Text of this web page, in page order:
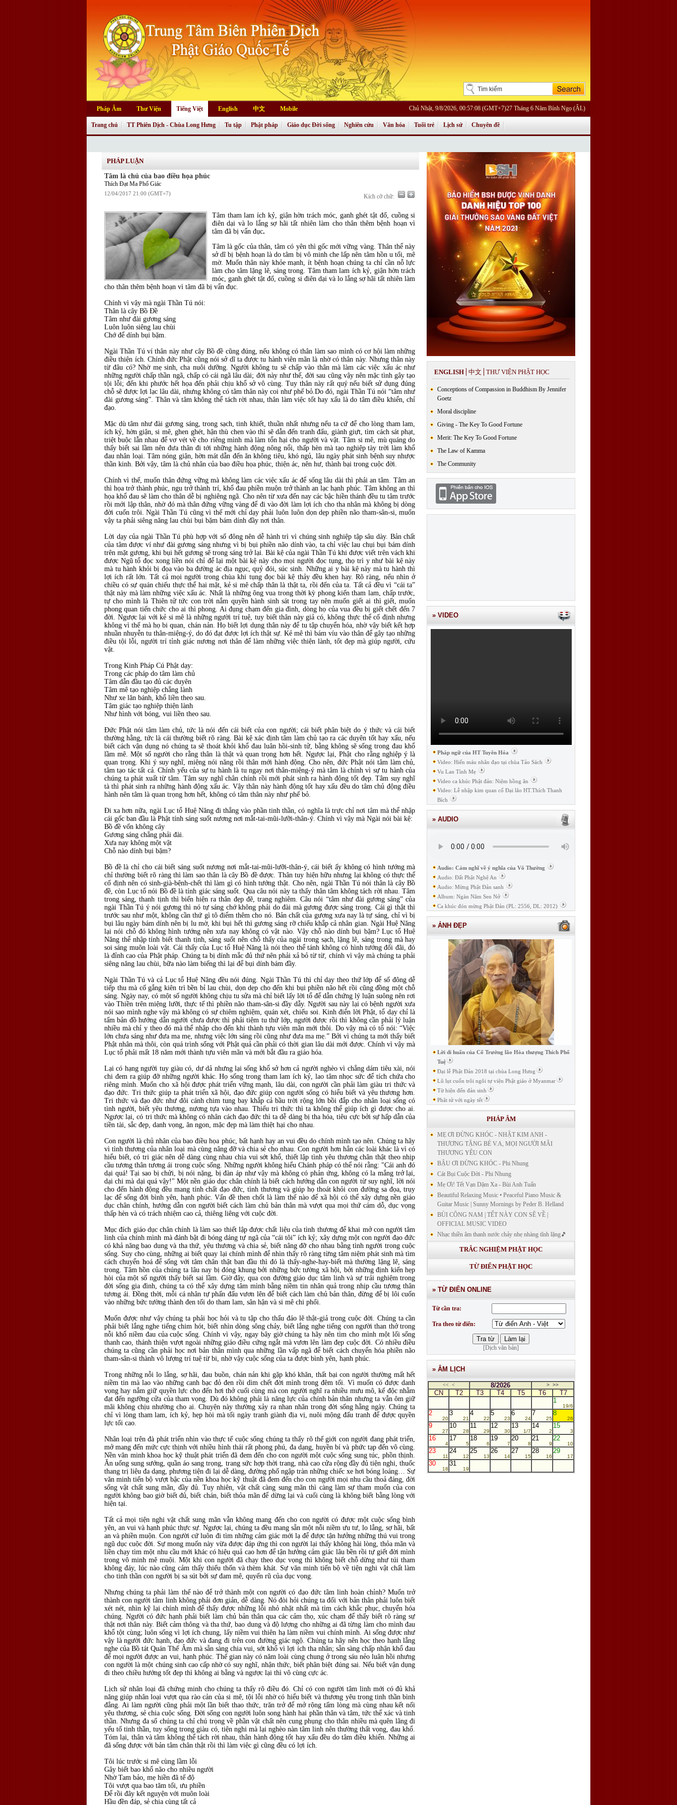
Pháp Âm Thư Viện Tiếng Việt English 中文 Mobile Chủ Nhật, 9/8/2026, 00:57:08 (GMT+7)27 Tháng 6 Năm Bính Ngọ (ÂL)
Trang chủ TT Phiên Dịch - Chùa Long Hưng Tu tập Phật pháp Giáo dục Đời sống Nghiên cứu Văn hóa Tuổi trẻ Lịch sử Chuyên đề
PHÁP LUẬN
Tâm là chủ của bao điều họa phúc
Thích Đạt Ma Phổ Giác
12/04/2017 21:00 (GMT+7) Kích cỡ chữ:
Tâm tham lam ích kỷ, giận hờn trách móc, ganh ghét tật đố, cuồng si
điên dại và lo lắng sợ hãi tất nhiên làm cho thân thêm bệnh hoạn vì
tâm đã bị vẩn đục.
Tâm là gốc của thân, tâm có yên thì gốc mới vững vàng. Thân thể này
sở dĩ bị bệnh hoạn là do tâm bị vô minh che lấp nên tâm hồn u tối, mê
mờ. Muốn thân này khỏe mạnh, ít bệnh hoạn chúng ta chỉ cần nỗ lực
làm cho tâm lặng lẽ, sáng trong. Tâm tham lam ích kỷ, giận hờn trách
móc, ganh ghét tật đố, cuồng si điên dại và lo lắng sợ hãi tất nhiên làm
cho thân thêm bệnh hoạn vì tâm đã bị vẩn đục.
Chính vì vậy mà ngài Thần Tú nói:
Thân là cây Bồ Đề
Tâm như đài gương sáng
Luôn luôn siêng lau chùi
Chớ để dính bụi bặm.
Ngài Thần Tú ví thân này như cây Bồ đề cũng đúng, nếu không có thân làm sao mình có cơ hội làm những
điều thiện ích. Chính đức Phật cũng nói sở dĩ ta được tu hành viên mãn là nhờ có thân này. Nhưng thân này
từ đâu có? Nhờ mẹ sinh, cha nuôi dưỡng. Người không tu sẽ chấp vào thân mà làm các việc xấu ác như
những người chấp thần ngã, chấp có cái ngã lâu dài; đời này như thế, đời sau cũng vậy nên mặc tình gây tạo
tội lỗi; đến khi phước hết họa đến phải chịu khổ sở vô cùng. Tuy thân này rất quý nếu biết sử dụng đúng
chỗ sẽ được lợi lạc lâu dài, nhưng không có tâm thân này coi như phế bỏ.Do đó, ngài Thần Tú nói “tâm như
đài gương sáng”. Thân và tâm không thể tách rời nhau, thân làm việc tốt hay xấu là do tâm điều khiển, chỉ
đạo.
Mặc dù tâm như đài gương sáng, trong sạch, tinh khiết, thuần nhất nhưng nếu ta cứ để cho lòng tham lam,
ích kỷ, hờn giận, si mê, ghen ghét, hận thù chen vào thì sẽ dẫn đến tranh đấu, giành giựt, tìm cách sát phạt,
triệt buộc lẫn nhau để vơ vét về cho riêng mình mà làm tổn hại cho người và vật. Tâm si mê, mù quáng do
thấy biết sai lầm nên đưa thân đi tới những hành động nông nổi, thấp hèn mà tạo nghiệp tày trời làm khổ
đau nhân loại. Tâm nóng giận, hờn mát dẫn đến ăn không tiêu, khó ngủ, lâu ngày phát sinh bệnh suy nhược
thần kinh. Bởi vậy, tâm là chủ nhân của bao điều họa phúc, thiện ác, nên hư, thành bại trong cuộc đời.
Chính vì thế, muốn thân đứng vững mà không làm các việc xấu ác để sống lâu dài thì phải an tâm. Tâm an
thì họa trở thành phúc, ngu trở thành trí, khổ đau phiền muộn trở thành an lạc hạnh phúc. Tâm không an thì
họa khổ đau sẽ làm cho thân dễ bị nghiêng ngã. Cho nên từ xưa đến nay các bậc hiền thánh đều tu tâm trước
rồi mới lập thân, nhờ đó mà thân đứng vững vàng để đi vào đời làm lợi ích cho tha nhân mà không bị dòng
đời cuốn trôi. Ngài Thần Tú cũng vì thế mới chỉ dạy phải luôn luôn dọn dẹp phiền não tham-sân-si, muốn
vậy ta phải siêng năng lau chùi bụi bặm bám dính đầy nơi thân.
Lời dạy của ngài Thần Tú phù hợp với số đông nên dễ hành trì vì chúng sinh nghiệp tập sâu dày. Bản chất
của tâm được ví như đài gương sáng nhưng vì bị bụi phiền não dính vào, ta chỉ việc lau chụi bụi bám dính
trên mặt gương, khi bụi hết gương sẽ trong sáng trở lại. Bài kệ của ngài Thần Tú khi được viết trên vách khi
được Ngũ tổ đọc xong liền nói chỉ để lại một bài kệ này cho mọi người đọc tụng, thọ trì y như bài kệ này
mà tu hành khỏi bị đọa vào ba đường ác địa ngục, quỷ đói, súc sinh. Những ai y bài kệ này mà tu hành thì
lợi ích rất lớn. Tất cả mọi người trong chùa khi tụng đọc bài kệ thảy đều khen hay. Rõ ràng, nếu nhìn ở
chiều có sự quán chiếu thực thể hai mặt, kẻ si mê chấp thân là thật ta, rồi đến của ta. Tất cả đều vì “cái ta”
thật này mà làm những việc xấu ác. Nhất là những ông vua trong thời kỳ phong kiến tham lam, chấp trước,
tự cho mình là Thiên tử tức con trời nắm quyền hành sinh sát trong tay nên muốn giết ai thì giết, muốn
phong quan tiến chức cho ai thì phong. Ai đụng chạm đến gia đình, dòng họ của vua đều bị giết chết đến 7
đời. Ngược lại với kẻ si mê là những người trí tuệ, tuy biết thân này giả có, không thực thể cố định nhưng
không vì thế mà họ bi quan, chán nản. Họ biết lợi dụng thân này để tu tập chuyển hóa, nhờ vậy biết kết hợp
nhuần nhuyễn tu thân-miệng-ý, do đó đạt được lợi ích thật sự. Kẻ mê thì bám víu vào thân để gây tạo những
điều tội lỗi, người trí tỉnh giác nương nơi thân để làm những việc thiện lành, tốt đẹp mà giúp người, cứu
vật.
Trong Kinh Pháp Cú Phật dạy:
Trong các pháp do tâm làm chủ
Tâm dẫn đầu tạo đủ các duyên
Tâm mê tạo nghiệp chẳng lành
Như xe lăn bánh, khổ liền theo sau.
Tâm giác tạo nghiệp thiện lành
Như hình với bóng, vui liền theo sau.
Đức Phật nói tâm làm chủ, tức là nói đến cái biết của con người; cái biết phân biệt do ý thức và cái biết
thường hằng, tức là cái thường biết rõ ràng. Bài kệ xác định tâm làm chủ tạo ra các duyên tốt hay xấu, nếu
biết cách vận dụng nó chúng ta sẽ thoát khỏi khổ đau luân hồi-sinh tử, bằng không sẽ sống trong đau khổ
lầm mê. Một số người cho rằng thân là thật và quan trọng hơn hết. Ngược lại, Phật cho rằng nghiệp ý là
quan trọng. Khi ý suy nghĩ, miệng nói năng rồi thân mới hành động. Cho nên, đức Phật nói tâm làm chủ,
tâm tạo tác tất cả. Chính yếu của sự tu hành là tu ngay nơi thân-miệng-ý mà tâm là chính vì sự tu hành của
chúng ta phát xuất từ tâm. Tâm suy nghĩ chân chính rồi mới phát sinh ra hành động tốt đẹp. Tâm suy nghĩ
tà thì phát sinh ra những hành động xấu ác. Vậy thân này hành động tốt hay xấu đều do tâm chủ động điều
hành nên tâm là quan trọng hơn hết, không có tâm thân này như phế bỏ.
Đi xa hơn nữa, ngài Lục tổ Huệ Năng đi thẳng vào phần tinh thần, có nghĩa là trực chỉ nơi tâm mà thể nhập
cái gốc ban đầu là Phật tính sáng suốt nương nơi mắt-tai-mũi-lưỡi-thân-ý. Chính vì vậy mà Ngài nói bài kệ:
Bồ đề vốn không cây
Gương sáng chẳng phải đài.
Xưa nay không một vật
Chỗ nào dính bụi bặm?
Bồ đề là chỉ cho cái biết sáng suốt nương nơi mắt-tai-mũi-lưỡi-thân-ý, cái biết ấy không có hình tướng mà
chỉ thường biết rõ ràng thì làm sao thân là cây Bồ đề được. Thân tuy hiện hữu nhưng lại không có thực thể
cố định nên có sinh-già-bệnh-chết thì làm gì có hình tướng thật. Cho nên, ngài Thần Tú nói thân là cây Bồ
đề, còn Lục tổ nói Bồ đề là tính giác sáng suốt. Qua câu nói này ta thấy thân tâm không tách rời nhau. Tâm
trong sáng, thanh tịnh thì biến hiện ra thân đẹp đẽ, trang nghiêm. Câu nói “tâm như đài gương sáng” của
ngài Thần Tú ý nói gương thì nó tự sáng chớ không phải do đài mà gương được sáng trong. Cái gì thật thì
trước sau như một, không cần thứ gì tô điểm thêm cho nó. Bản chất của gương xưa nay là tự sáng, chỉ vì bị
bụi lâu ngày bám dính nên bị lu mờ, khi bụi hết thì gương sáng rỡ chiếu khắp cả nhân gian. Ngài Huệ Năng
lại nói chỗ đó không hình tướng nên xưa nay không có vật nào. Vậy chỗ nào dính bụi bặm? Lục tổ Huệ
Năng thể nhập tính biết thanh tịnh, sáng suốt nên chỗ thấy của ngài trong sạch, lặng lẽ, sáng trong mà hay
soi sáng muôn loài vật. Cái thấy của Lục tổ Huệ Năng là nói theo thể tánh không có hình tướng đối đãi, đó
là đỉnh cao của Phật pháp. Chúng ta bị dính mắc đủ thứ nên phải xả bỏ từ từ, chính vì vậy mà chúng ta phải
siêng năng lau chùi, bữa nào làm biếng thì lại để bụi dính bám đầy.
Ngài Thần Tú và cả Lục tổ Huệ Năng đều nói đúng. Ngài Thần Tú thì chỉ dạy theo thứ lớp để số đông dễ
tiếp thu mà cố gắng kiên trì bền bỉ lau chùi, dọn dẹp cho đến khi bụi phiền não hết rồi cũng đồng một chỗ
sáng. Ngày nay, có một số người không chịu tu sửa mà chỉ biết lấy lời tổ để dẫn chứng lý luận suông nên rơi
vào Thiền trên miệng lưỡi, thực tế thì phiền não tham-sân-si đầy dẫy. Người sau này lại có bệnh người xưa
nói sao mình nghe vậy mà không có sự chiêm nghiệm, quán xét, chiếu soi. Kinh điển lời Phật, tổ dạy chỉ là
tấm bản đồ hướng dẫn người chưa được thì phải tiệm tu thứ lớp, người được rồi thì không cần phải lý luận
nhiều mà chỉ y theo đó mà thể nhập cho đến khi thành tựu viên mãn mới thôi. Do vậy mà có tổ nói: “Việc
lớn chưa sáng như đưa ma mẹ, nhưng việc lớn sáng rồi cũng như đưa ma mẹ.” Bởi vì chúng ta mới thấy biết
Phật nhân mà thôi, còn quá trình sống với Phật quả cần phải có thời gian lâu dài mới được. Chính vì vậy mà
Lục tổ phải mất 18 năm mới thành tựu viên mãn và mới bắt đầu ra giáo hóa.
Lại có hạng người tuy giàu có, dư dả nhưng lại sống khổ sở hơn cả người nghèo vì chẳng dám tiêu xài, nói
chi đem ra giúp đỡ những người khác. Họ sống trong tham lam ích kỷ, lao tâm nhọc sức để tích chứa cho
riêng mình. Muốn cho xã hội được phát triển vững mạnh, lâu dài, con người cần phải làm giàu tri thức và
đạo đức. Tri thức giúp ta phát triển xã hội, đạo đức giúp con người sống có hiểu biết và yêu thương hơn.
Tri thức và đạo đức như đôi cánh chim tung bay khắp cả bầu trời rộng lớn bồi đắp cho nhân loại sống có
tình người, biết yêu thương, nương tựa vào nhau. Thiếu tri thức thì ta không thể giúp ích gì được cho ai.
Ngược lại, có tri thức mà không có nhân cách đạo đức thì ta dễ dàng bị tha hóa, tiêu cực bởi sự hấp dẫn của
tiền tài, sắc đẹp, danh vọng, ăn ngon, mặc đẹp mà làm thiệt hại cho nhau.
Con người là chủ nhân của bao điều họa phúc, bất hạnh hay an vui đều do chính mình tạo nên. Chúng ta hãy
vì tình thương của nhân loại mà cùng nâng đỡ và chia sẻ cho nhau. Con người hơn hẳn các loài khác là vì có
hiểu biết, có tri giác nên dễ dàng cùng nhau chia vui sớt khổ, thiết lập tình yêu thương chân thật theo nhịp
cầu tương thân tương ái trong cuộc sống. Những người không hiểu Chánh pháp có thể nói rằng: "Cái anh đó
dại quá! Tại sao bị chửi, bị nói nặng, bị đàn áp như vậy mà không có phản ứng, không có la mắng trở lại,
dại chi mà dại quá vậy!" Một nền giáo dục chân chính là biết cách hướng dẫn con người từ suy nghĩ, lời nói
cho đến hành động đều mang tính chất đạo đức, tình thương và giúp họ thoát khỏi con đường sa đọa, trụy
lạc để sống đời bình yên, hạnh phúc. Vấn đề then chốt là làm thế nào để xã hội có thể xây dựng nền giáo
dục chân chính, hướng dẫn con người biết cách làm chủ bản thân mà vượt qua mọi thứ cám dỗ, dục vọng
thấp hèn và có trách nhiệm cao cả, thiêng liêng với cuộc đời.
Mục đích giáo dục chân chính là làm sao thiết lập được chất liệu của tình thương để khai mở con người tâm
linh của chính mình mà đánh bật đi bóng dáng tự ngã của “cái tôi” ích kỷ; xây dựng một con người đạo đức
có khả năng bao dung và tha thứ, yêu thương và chia sẻ, biết nâng đỡ cho nhau bằng tình người trong cuộc
sống. Suy cho cùng, những ai biết quay lại chính mình để nhìn thấy rõ ràng từng tâm niệm phát sinh mà tìm
cách chuyển hoá để sống với tâm chân thật ban đầu thì đó là thấy-nghe-hay-biết mà thường lặng lẽ, sáng
trong. Tâm hồn của chúng ta lâu nay bị đóng khung bởi những bức tường xã hội, bởi những định kiến hẹp
hòi của một số người thấy biết sai lầm. Giờ đây, qua con đường giáo dục tâm linh và sự trải nghiệm trong
đời sống gia đình, chúng ta có thể xây dựng tâm mình bằng niềm tin nhân quả trong nhịp cầu tương thân
tương ái. Đồng thời, mỗi cá nhân tự phấn đấu vươn lên để biết cách làm chủ bản thân, đừng để bị lôi cuốn
vào những bức tường thành đen tối do tham lam, sân hận và si mê chi phối.
Muốn được như vậy chúng ta phải học hỏi và tu tập cho thấu đáo lẽ thật-giả trong cuộc đời. Chúng ta cần
phải biết lắng nghe tiếng chim hót, biết nhìn dòng sông chảy, biết lắng nghe tiếng con người than thở trong
nỗi khổ niềm đau của cuộc sống. Chính vì vậy, ngay bây giờ chúng ta hãy nên tìm cho mình một lối sống
thanh cao, thánh thiện vượt ngoài những giáo điều cứng ngắt mà vươn lên làm đẹp cuộc đời. Có nhiều điều
chúng ta cũng cần phải học nơi bản thân mình qua những lần vấp ngã để biết cách chuyển hóa phiền não
tham-sân-si thành vô lượng trí tuệ từ bi, nhờ vậy cuộc sống của ta được bình yên, hạnh phúc.
Trong những nỗi lo lắng, sợ hãi, đau buồn, chán nản khi gặp khó khăn, thất bại con người thường mất hết
niềm tin mà lao vào những canh bạc đỏ đen rồi dìm chết đời mình trong đêm tối. Vì muốn có được danh
vọng hay nắm giữ quyền lực cho đến hơi thở cuối cùng mà con người nghĩ ra nhiều mưu mô, kế độc nhằm
đạt đến ngưỡng cửa của tham vọng. Dù đó không phải là năng lực của chính bản thân nhưng ta vẫn ôm giữ
mãi không chịu nhường cho ai. Chuyện này thường xảy ra nhan nhãn trong đời sống hằng ngày. Chúng ta
chỉ vì lòng tham lam, ích kỷ, hẹp hòi mà tối ngày tranh giành địa vị, nuôi mộng đấu tranh để được quyền
lực tối cao.
Nhân loại trên đà phát triển nhìn vào thực tế cuộc sống chúng ta thấy rõ thế giới con người đang phát triển,
mở mang đến mức cực thịnh với nhiều hình thái rất phong phú, đa dạng, huyền bí và phức tạp đến vô cùng.
Nền văn minh khoa học kỹ thuật phát triển đã đem đến cho con người một cuộc sống sung túc, phồn thịnh.
Ăn uống sung sướng, quần áo sang trọng, trang sức hợp thời trang, nhà cao cửa rộng đầy đủ tiện nghi, thuốc
thang trị liệu đa dạng, phương tiện đi lại dễ dàng, đường phố ngập tràn những chiếc xe hơi bóng loáng… Sự
văn minh tiến bộ vượt bậc của nền khoa học kỹ thuật đã đem đến cho con người mọi nhu cầu thoả đáng, đời
sống vật chất sung mãn, đầy đủ. Tuy nhiên, vật chất càng sung mãn thì càng làm sự tham muốn của con
người không bao giờ biết đủ, biết chán, biết thỏa mãn để dừng lại và cuối cùng là không biết bằng lòng với
hiện tại.
Tất cả mọi tiện nghi vật chất sung mãn vẫn không mang đến cho con người có được một cuộc sống bình
yên, an vui và hạnh phúc thực sự. Ngược lại, chúng ta đều mang sẵn một nỗi niềm ưu tư, lo lắng, sợ hãi, bất
an và phiền muộn. Con người cứ luôn đi tìm những cảm giác mới lạ để được tận hưởng những thú vui trong
ngũ dục cuộc đời. Sự mong muốn này vừa được đáp ứng thì con người lại thấy không hài lòng, thỏa mãn và
liền chạy tìm một nhu cầu mới khác có hiệu quả cao hơn để tận hưởng cảm giác lâu bền rồi tự giết đời mình
trong vô minh mê muội. Một khi con người đã chạy theo dục vọng thì không biết chỗ dừng như túi tham
không đáy, lúc nào cũng cảm thấy thiếu thốn và thèm khát. Sự văn minh tiến bộ về tiện nghi vật chất làm
cho tinh thần con người bị sa sút bởi sự đam mê, quyến rũ của dục vọng.
Nhưng chúng ta phải làm thế nào để trở thành một con người có đạo đức tâm linh hoàn chỉnh? Muốn trở
thành con người tâm linh không phải đơn giản, dễ dàng. Nó đòi hỏi chúng ta đối với bản thân phải luôn biết
xét nét, nhìn kỹ lại chính mình để thấy được những lỗi nhỏ nhặt nhất mà tìm cách khắc phục, chuyển hóa
chúng. Người có đức hạnh phải biết làm chủ bản thân qua các cảm thọ, xúc chạm để thấy biết rõ ràng sự
thật nơi thân này. Biết cảm thông và tha thứ, bao dung và độ lượng cho những ai đã từng làm cho mình đau
khổ tột cùng; luôn sống vì lợi ích chung, lấy niềm vui thiên hạ làm niềm vui chính mình. Ai sống được như
vậy là người đức hạnh, đạo đức và đang đi trên con đường giác ngộ. Chúng ta hãy nên học theo hạnh lắng
nghe của Bồ tát Quán Thế Âm mà sẵn sàng chia vui, sớt khổ vì lợi ích tha nhân; sẵn sàng chấp nhận khổ đau
để mọi người được an vui, hạnh phúc. Thế gian này có năm loài cùng chung ở trong sáu nẻo luân hồi nhưng
con người là một chúng sinh cao cấp nhờ có suy nghĩ, nhận thức, biết phân biệt đúng sai. Nếu biết vận dụng
đi theo chiều hướng tốt đẹp thì không ai bằng và ngược lại thì vô cùng cực ác.
Lịch sử nhân loại đã chứng minh cho chúng ta thấy rõ điều đó. Chỉ có con người tâm linh mới có đủ khả
năng giúp nhân loại vượt qua rào cản của si mê, tội lỗi nhờ có hiểu biết và thương yêu trong tinh thần bình
đẳng. Ai làm người cũng phải một lần biết thao thức, trăn trở để mở rộng tấm lòng mà cùng nhau kết nối
yêu thương, sẻ chia cuộc sống. Đời sống con người luôn song hành hai phần thân và tâm, tức thể xác và tinh
thần. Nhưng đa số chúng ta chỉ chú trọng về phần vật chất nên cung phụng cho thân nhiều mà quên lãng đi
yếu tố tinh thần, tuy sống trong giàu có, tiện nghi mà lại nghèo nàn tâm linh nên thường thất vọng, đau khổ.
Tóm lại, thân và tâm không thể tách rời nhau, thân hành động tốt hay xấu đều do tâm điều khiển. Những ai
đã sống được với bản tâm chân thật rồi thì làm việc gì cũng đều có lợi ích.
Tôi lúc trước si mê cùng lầm lỗi
Gây biết bao khổ não cho nhiều người
Nhờ Tam bảo, mẹ hiền đã tế độ
Tôi vượt qua bao tăm tối, ưu phiền
Để rồi đây kết nguyện với muôn loài
Hầu đền đáp, sẻ chia cùng tất cả
ENGLISH 中文 THƯ VIỆN PHẬT HỌC
Conceptions of Compassion in Buddhism By Jennifer
Goetz
Moral discipline
Giving - The Key To Good Fortune
Merit: The Key To Good Fortune
The Law of Kamma
The Community
» VIDEO
Pháp ngữ của HT Tuyên Hóa
Video: Hiến máu nhân đạo tại chùa Tảo Sách
Vu Lan Tình Mẹ
Video ca khúc Phật đản: Niệm hồng ân
Video: Lễ nhập kim quan cố Đại lão HT.Thích Thanh
Bích
» AUDIO
Audio: Cảm nghĩ về ý nghĩa của Vô Thường
Audio: Đất Phật Nghệ An
Audio: Mừng Phật Đản sanh
Album: Ngàn Năm Sen Nở
Ca khúc đón mừng Phật Đản (PL: 2556, DL: 2012)
» ẢNH ĐẸP
Lời di huấn của Cố Trưởng lão Hòa thượng Thích Phổ
Tuệ
Đại lễ Phật Đản 2018 tại chùa Long Hưng
Lũ lụt cuốn trôi ngôi tự viện Phật giáo ở Myanmar
Từ hiện đến đản sinh
Phât tử với ngày tết
PHÁP ÂM
MẸ ƠI ĐỪNG KHÓC - NHẬT KIM ANH -
THƯƠNG TẶNG BÉ V.A, MỌI NGƯỜI MÃI
THƯƠNG YÊU CON
BẬU ƠI ĐỪNG KHÓC - Phi Nhung
Cát Bụi Cuộc Đời - Phi Nhung
Mẹ Ơi! Tết Vạn Dặm Xa - Bùi Anh Tuấn
Beautiful Relaxing Music • Peaceful Piano Music &
Guitar Music | Sunny Mornings by Peder B. Helland
BÙI CÔNG NAM | TẾT NÀY CON SẼ VỀ |
OFFICIAL MUSIC VIDEO
Nhạc thiền âm thanh nước chảy nhẹ nhàng tĩnh lặng🎵
Nhạc thiền lặng tâm
KINH BẢN NGUYỆN CÔNG ĐỨC DƯỢC SƯ
LƯU LY QUANG NHƯ LAI"
GIẢNG GIẢI KINH DƯỢC SƯ - BÀI 14/ GIẢNG
GIẢI KINH BẢN NGUYỆN CÔNG ĐỨC DƯỢC
SƯ LƯU LY QUANG NHƯ LAI
GIẢNG GIẢI KINH DƯỢC SƯ
TRẮC NGHIỆM PHẬT HỌC
TỪ ĐIỂN PHẬT HỌC
» TỪ ĐIỂN ONLINE
Từ cần tra:
Tra theo từ điển:
[Dịch văn bản]
» ÂM LỊCH
<< < 8/2026 > >>
CN T2 T3 T4 T5 T6
T7
1
19/6
2
20
3
21
4
22
5
23
6
24
7
25
8
26
9
27
10
28
11
29
12
30
13
1/7
14
2
15
3
16
4
17
5
18
6
19
7
20
8
21
9
22
10
23
11
24
12
25
13
26
14
27
15
28
16
29
17
30
18
31
19